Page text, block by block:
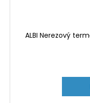
ALBI Nerezový